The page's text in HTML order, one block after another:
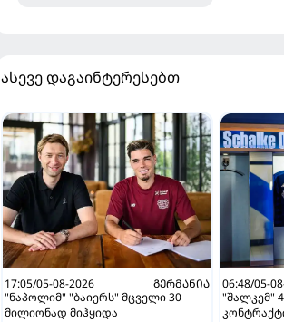
ასევე დაგაინტერესებთ
17:05/05-08-2026
ᲒᲔᲠᲛᲐᲜᲘᲐ
"ნაპოლიმ" "ბაიერს" მცველი 30
მილიონად მიჰყიდა
06:48/05-
"შალკემ"